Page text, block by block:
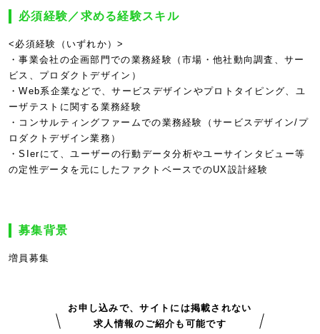
必須経験／求める経験スキル
<必須経験（いずれか）>
・事業会社の企画部門での業務経験（市場・他社動向調査、サー
ビス、プロダクトデザイン）
・Web系企業などで、サービスデザインやプロトタイピング、ユ
ーザテストに関する業務経験
・コンサルティングファームでの業務経験（サービスデザイン/プ
ロダクトデザイン業務）
・SIerにて、ユーザーの行動データ分析やユーサインタビュー等
の定性データを元にしたファクトベースでのUX設計経験
募集背景
増員募集
お申し込みで、サイトには掲載されない
求人情報のご紹介も可能です